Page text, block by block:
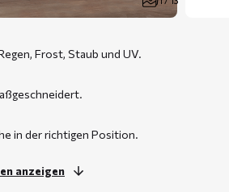
Frost, Staub und UV.
in der richtigen Position.
anzeigen